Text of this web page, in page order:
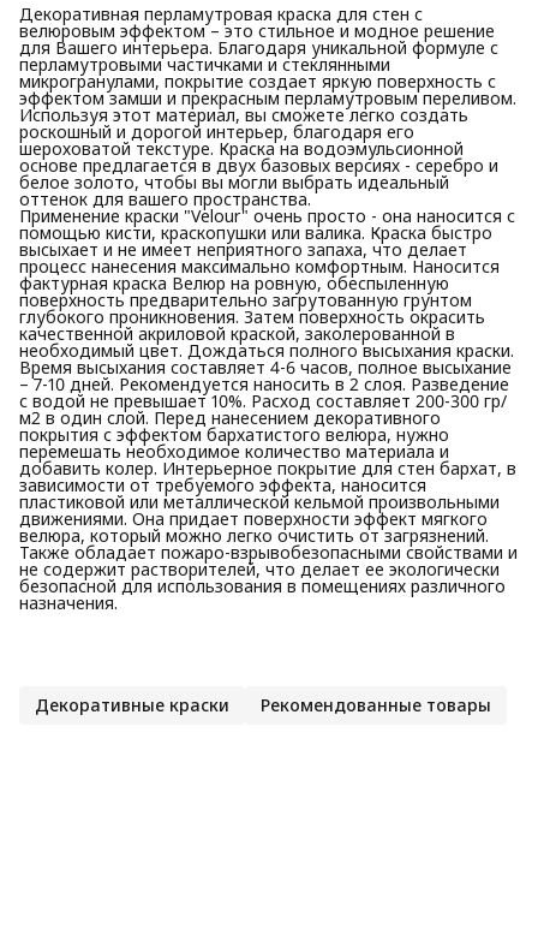
Декоративная перламутровая краска для стен с
велюровым эффектом – это стильное и модное решение
для Вашего интерьера. Благодаря уникальной формуле с
перламутровыми частичками и стеклянными
микрогранулами, покрытие создает яркую поверхность с
эффектом замши и прекрасным перламутровым переливом.
Используя этот материал, вы сможете легко создать
роскошный и дорогой интерьер, благодаря его
шероховатой текстуре. Краска на водоэмульсионной
основе предлагается в двух базовых версиях - серебро и
белое золото, чтобы вы могли выбрать идеальный
оттенок для вашего пространства.
Применение краски "Velour" очень просто - она наносится с
помощью кисти, краскопушки или валика. Краска быстро
высыхает и не имеет неприятного запаха, что делает
процесс нанесения максимально комфортным. Наносится
фактурная краска Велюр на ровную, обеспыленную
поверхность предварительно загрутованную грунтом
глубокого проникновения. Затем поверхность окрасить
качественной акриловой краской, заколерованной в
необходимый цвет. Дождаться полного высыхания краски.
Время высыхания составляет 4-6 часов, полное высыхание
– 7-10 дней. Рекомендуется наносить в 2 слоя. Разведение
с водой не превышает 10%. Расход составляет 200-300 гр/
м2 в один слой. Перед нанесением декоративного
покрытия с эффектом бархатистого велюра, нужно
перемешать необходимое количество материала и
добавить колер. Интерьерное покрытие для стен бархат, в
зависимости от требуемого эффекта, наносится
пластиковой или металлической кельмой произвольными
движениями. Она придает поверхности эффект мягкого
велюра, который можно легко очистить от загрязнений.
Также обладает пожаро-взрывобезопасными свойствами и
не содержит растворителей, что делает ее экологически
безопасной для использования в помещениях различного
назначения.
Декоративные краски Рекомендованные товары